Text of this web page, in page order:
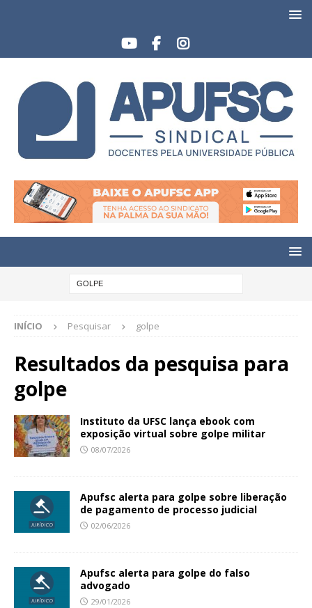
INÍCIO Pesquisar golpe
Resultados da pesquisa para
golpe
Instituto da UFSC lança ebook com
exposição virtual sobre golpe militar
08/07/2026
Apufsc alerta para golpe sobre liberação
de pagamento de processo judicial
02/06/2026
Apufsc alerta para golpe do falso
advogado
29/01/2026